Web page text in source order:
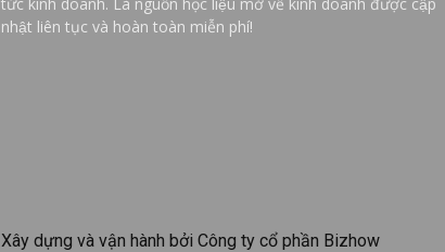
nhật liên tục và hoàn toàn miễn phí!
Xây dựng và vận hành bởi Công ty cổ phần Bizhow